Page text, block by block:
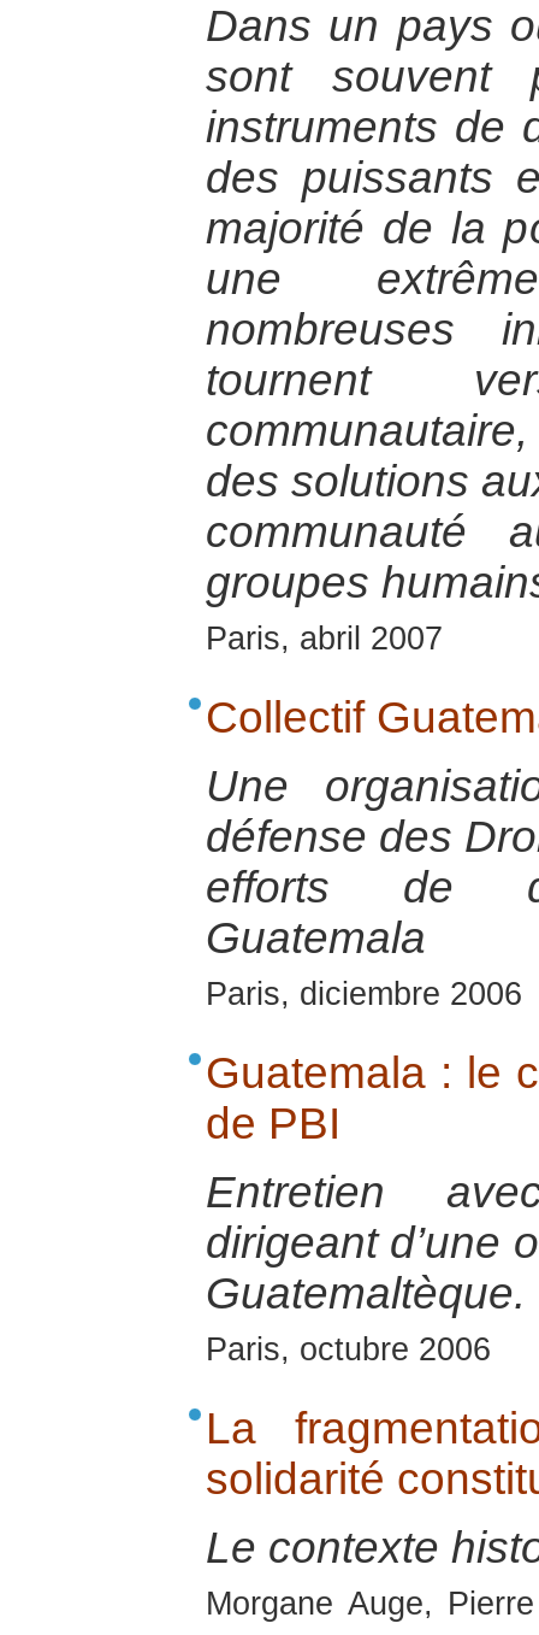
Dans un pays
sont souvent
instruments de
des puissants
majorité de la
une
nombreuses
tournent
des solutions
communauté
groupes
Paris, abril 2007
Collectif
Une
défense des
efforts de
Guatemala
Paris, diciembre 2006
Guatemala : le
de PBI
Entretien
dirigeant d’une
Guatemaltèque.
Paris, octubre 2006
La
solidarité
Le contexte
Morgane Auge,